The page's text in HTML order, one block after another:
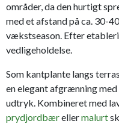
områder, da den hurtigt
med et afstand på ca. 30-
vækstseason. Efter
vedligeholdelse.
Som kantplante langs
en elegant afgrænning
udtryk. Kombineret med
prydjordbærellermalurt